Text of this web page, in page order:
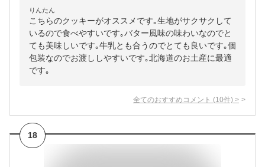
りんたん
こちらのクッキーがオススメです｡生地がサクサクして
いるので食べやすいです｡バター風味の味わいなのでと
ても美味しいです｡牛乳とも合うのでとても良いです｡個
包装なのでお渡ししやすいです｡北海道のお土産に最適
です｡
全てのおすすめコメント (10件) >
18